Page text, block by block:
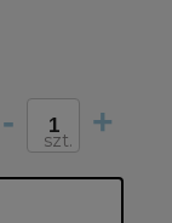
- +
szt.